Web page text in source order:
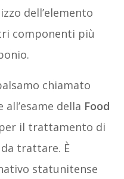
dell’elemento
componenti più
chiamato
della Food
per il trattamento di
trattare. È
statunitense